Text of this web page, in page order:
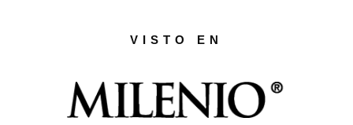
VISTO EN